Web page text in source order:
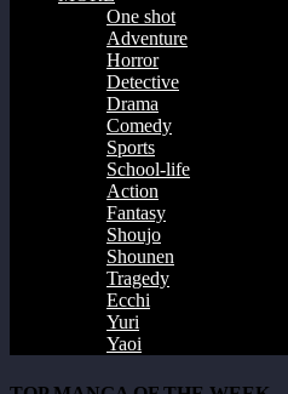
One shot
Adventure
Horror
Detective
Drama
Comedy
Sports
School-life
Action
Fantasy
Shoujo
Shounen
Tragedy
Ecchi
Yuri
Yaoi